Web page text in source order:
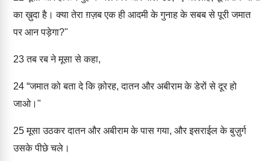
का ख़ुदा है। क्या तेरा ग़ज़ब एक ही आदमी के गुनाह के सबब से पूरी जमात
पर आन पड़ेगा?"
23तब रब ने मूसा से कहा,
24 “जमात को बता दे कि क़ोरह, दातन और अबीराम के डेरों से दूर हो
जाओ।"
25मूसा उठकर दातन और अबीराम के पास गया, और इसराईल के बुज़ुर्ग
उसके पीछे चले।